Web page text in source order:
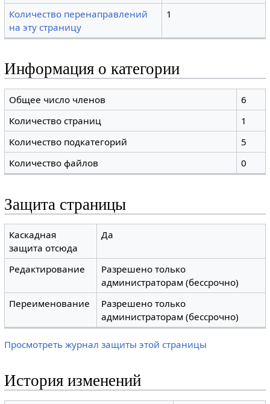
Количество перенаправлений
на эту страницу
1
Информация о категории
Общее число членов
6
Количество страниц
1
Количество подкатегорий
5
Количество файлов
0
Защита страницы
Каскадная
защита отсюда
Да
Редактирование
Разрешено только
администраторам (бессрочно)
Переименование
Разрешено только
администраторам (бессрочно)
Просмотреть журнал защиты этой страницы
История изменений